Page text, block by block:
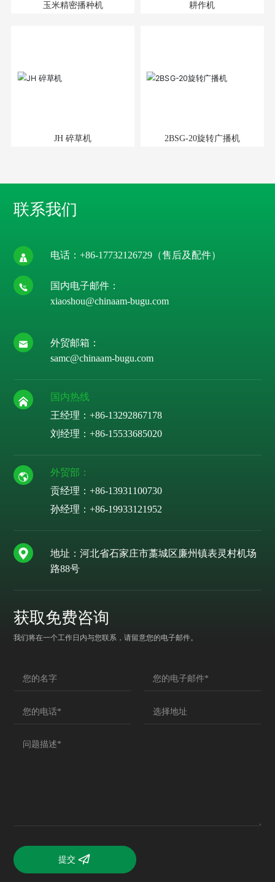
玉米精密播种机 耕作机
JH 碎草机 2BSG-20旋转广播机
联系我们
电话：+86-17732126729 （售后及配件）
国内电子邮件：
xiaoshou@chinaam-bugu.com
外贸邮箱：
samc@chinaam-bugu.com
国内热线
王经理：+86-13292867178
刘经理：+86-15533685020
外贸部：
贡经理：+86-13931100730
孙经理：+86-19933121952
地址：河北省石家庄市藁城区廉州镇表灵村机场
路88号
获取免费咨询
我们将在一个工作日内与您联系，请留意您的电子邮件。
提交